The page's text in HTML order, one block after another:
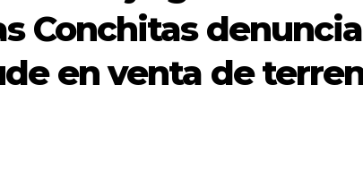
Conchitas
en venta de